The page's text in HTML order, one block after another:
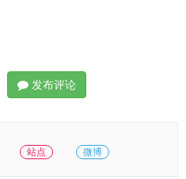
发布评论
站点 微博